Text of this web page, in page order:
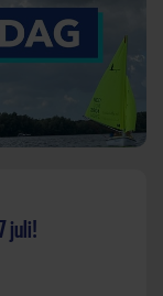
juli!